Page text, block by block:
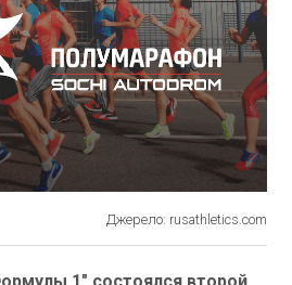
Джерело: rusathletics.com